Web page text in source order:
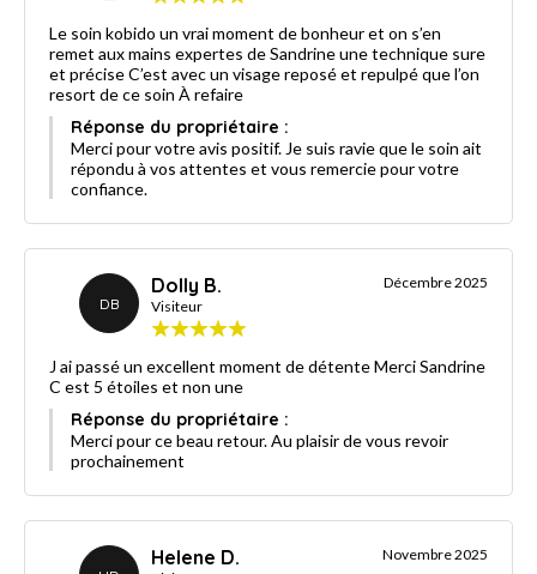
Le soin kobido un vrai moment de bonheur et on s’en
remet aux mains expertes de Sandrine une technique sure
et précise C’est avec un visage reposé et repulpé que l’on
resort de ce soin À refaire
Réponse du propriétaire :
Merci pour votre avis positif. Je suis ravie que le soin ait
répondu à vos attentes et vous remercie pour votre
confiance.
DB
Dolly B.
Visiteur
Décembre 2025
J ai passé un excellent moment de détente Merci Sandrine
C est 5 étoiles et non une
Réponse du propriétaire :
Merci pour ce beau retour. Au plaisir de vous revoir
prochainement
Helene D. Novembre 2025